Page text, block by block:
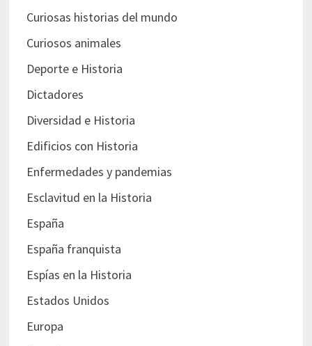
Curiosas historias del mundo
Curiosos animales
Deporte e Historia
Dictadores
Diversidad e Historia
Edificios con Historia
Enfermedades y pandemias
Esclavitud en la Historia
España
España franquista
Espías en la Historia
Estados Unidos
Europa